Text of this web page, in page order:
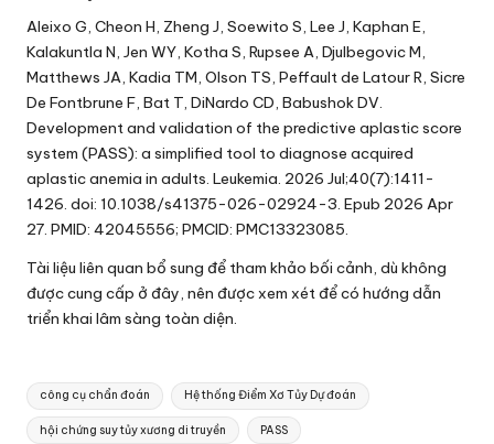
Aleixo G, Cheon H, Zheng J, Soewito S, Lee J, Kaphan E,
Kalakuntla N, Jen WY, Kotha S, Rupsee A, Djulbegovic M,
Matthews JA, Kadia TM, Olson TS, Peffault de Latour R, Sicre
De Fontbrune F, Bat T, DiNardo CD, Babushok DV.
Development and validation of the predictive aplastic score
system (PASS): a simplified tool to diagnose acquired
aplastic anemia in adults. Leukemia. 2026 Jul;40(7):1411-
1426. doi: 10.1038/s41375-026-02924-3. Epub 2026 Apr
27. PMID: 42045556; PMCID: PMC13323085.
Tài liệu liên quan bổ sung để tham khảo bối cảnh, dù không
được cung cấp ở đây, nên được xem xét để có hướng dẫn
triển khai lâm sàng toàn diện.
Tags:
công cụ chẩn đoán Hệ thống Điểm Xơ Tủy Dự đoán
hội chứng suy tủy xương di truyền PASS